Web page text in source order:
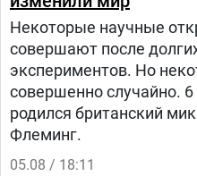
Некоторые научные
совершают после
экспериментов. Но
совершенно случайно. 6
родился британский
Флеминг.
05.08 / 18:11